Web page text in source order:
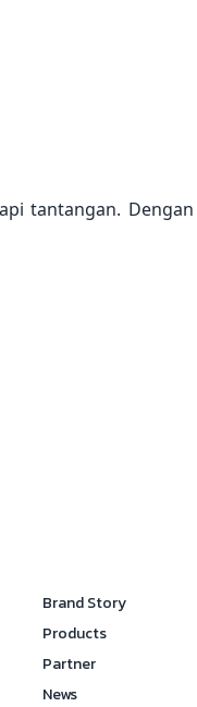
tantangan.
Brand Story
Products
Partner
News